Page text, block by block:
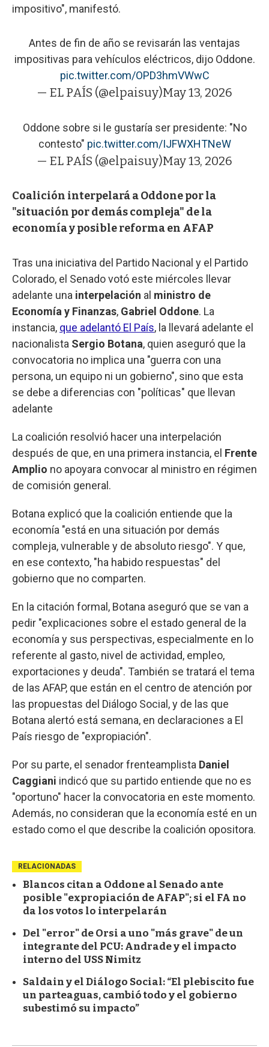
impositivo", manifestó.
Antes de fin de año se revisarán las ventajas
impositivas para vehículos eléctricos, dijo Oddone.
pic.twitter.com/OPD3hmVWwC
— EL PAÍS (@elpaisuy)May 13, 2026
Oddone sobre si le gustaría ser presidente: "No
contesto" pic.twitter.com/IJFWXHTNeW
— EL PAÍS (@elpaisuy)May 13, 2026
Coalición interpelará a Oddone por la
"situación por demás compleja" de la
economía y posible reforma en AFAP
Tras una iniciativa del Partido Nacional y el Partido
Colorado, el Senado votó este miércoles llevar
adelante una interpelación al ministro de
Economía y Finanzas, Gabriel Oddone. La
instancia, que adelantó El País, la llevará adelante el
nacionalista Sergio Botana, quien aseguró que la
convocatoria no implica una "guerra con una
persona, un equipo ni un gobierno", sino que esta
se debe a diferencias con "políticas" que llevan
adelante
La coalición resolvió hacer una interpelación
después de que, en una primera instancia, el Frente
Amplio no apoyara convocar al ministro en régimen
de comisión general.
Botana explicó que la coalición entiende que la
economía "está en una situación por demás
compleja, vulnerable y de absoluto riesgo". Y que,
en ese contexto, "ha habido respuestas" del
gobierno que no comparten.
En la citación formal, Botana aseguró que se van a
pedir "explicaciones sobre el estado general de la
economía y sus perspectivas, especialmente en lo
referente al gasto, nivel de actividad, empleo,
exportaciones y deuda". También se tratará el tema
de las AFAP, que están en el centro de atención por
las propuestas del Diálogo Social, y de las que
Botana alertó está semana, en declaraciones a El
País riesgo de "expropiación".
Por su parte, el senador frenteamplista Daniel
Caggiani indicó que su partido entiende que no es
"oportuno" hacer la convocatoria en este momento.
Además, no consideran que la economía esté en un
estado como el que describe la coalición opositora.
RELACIONADAS
Blancos citan a Oddone al Senado ante
posible "expropiación de AFAP"; si el FA no
da los votos lo interpelarán
Del "error" de Orsi a uno "más grave" de un
integrante del PCU: Andrade y el impacto
interno del USS Nimitz
Saldain y el Diálogo Social: “El plebiscito fue
un parteaguas, cambió todo y el gobierno
subestimó su impacto”